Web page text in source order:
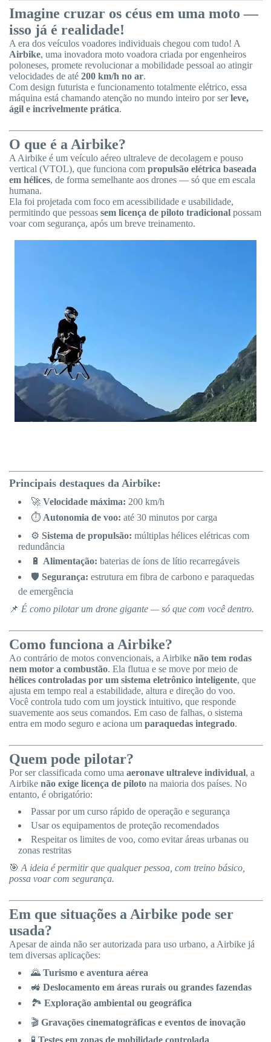
Imagine cruzar os céus em uma moto —
isso já é realidade!
A era dos veículos voadores individuais chegou com tudo! A
Airbike, uma inovadora moto voadora criada por engenheiros
poloneses, promete revolucionar a mobilidade pessoal ao atingir
velocidades de até 200 km/h no ar.
Com design futurista e funcionamento totalmente elétrico, essa
máquina está chamando atenção no mundo inteiro por serleve,
ágil e incrivelmente prática.
O que é a Airbike?
A Airbike é um veículo aéreo ultraleve de decolagem e pouso
vertical (VTOL), que funciona com propulsão elétrica baseada
em hélices, de forma semelhante aos drones — só que em escala
humana.
Ela foi projetada com foco em acessibilidade e usabilidade,
permitindo que pessoas sem licença de piloto tradicional possam
voar com segurança, após um breve treinamento.
Principais destaques da Airbike:
🚀 Velocidade máxima: 200 km/h
⏱️ Autonomia de voo: até 30 minutos por carga
⚙️ Sistema de propulsão: múltiplas hélices elétricas com
redundância
🔋 Alimentação: baterias de íons de lítio recarregáveis
🛡 Segurança: estrutura em fibra de carbono e paraquedas
de emergência
📌 É como pilotar um drone gigante — só que com você dentro.
Como funciona a Airbike?
Ao contrário de motos convencionais, a Airbike não tem rodas
nem motor a combustão. Ela flutua e se move por meio de
hélices controladas por um sistema eletrônico inteligente, que
ajusta em tempo real a estabilidade, altura e direção do voo.
Você controla tudo com um joystick intuitivo, que responde
suavemente aos seus comandos. Em caso de falhas, o sistema
entra em modo seguro e aciona um paraquedas integrado.
Quem pode pilotar?
Por ser classificada como uma aeronave ultraleve individual, a
Airbike não exige licença de piloto na maioria dos países. No
entanto, é obrigatório:
Passar por um curso rápido de operação e segurança
Usar os equipamentos de proteção recomendados
Respeitar os limites de voo, como evitar áreas urbanas ou
zonas restritas
🎯 A ideia é permitir que qualquer pessoa, com treino básico,
possa voar com segurança.
Em que situações a Airbike pode ser
usada?
Apesar de ainda não ser autorizada para uso urbano, a Airbike já
tem diversas aplicações:
🌄 Turismo e aventura aérea
🚜 Deslocamento em áreas rurais ou grandes fazendas
🏞 Exploração ambiental ou geográfica
🎬 Gravações cinematográficas e eventos de inovação